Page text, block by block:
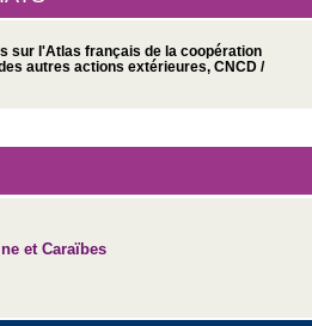
sur l'Atlas français de la coopération
autres actions extérieures, CNCD /
et Caraïbes